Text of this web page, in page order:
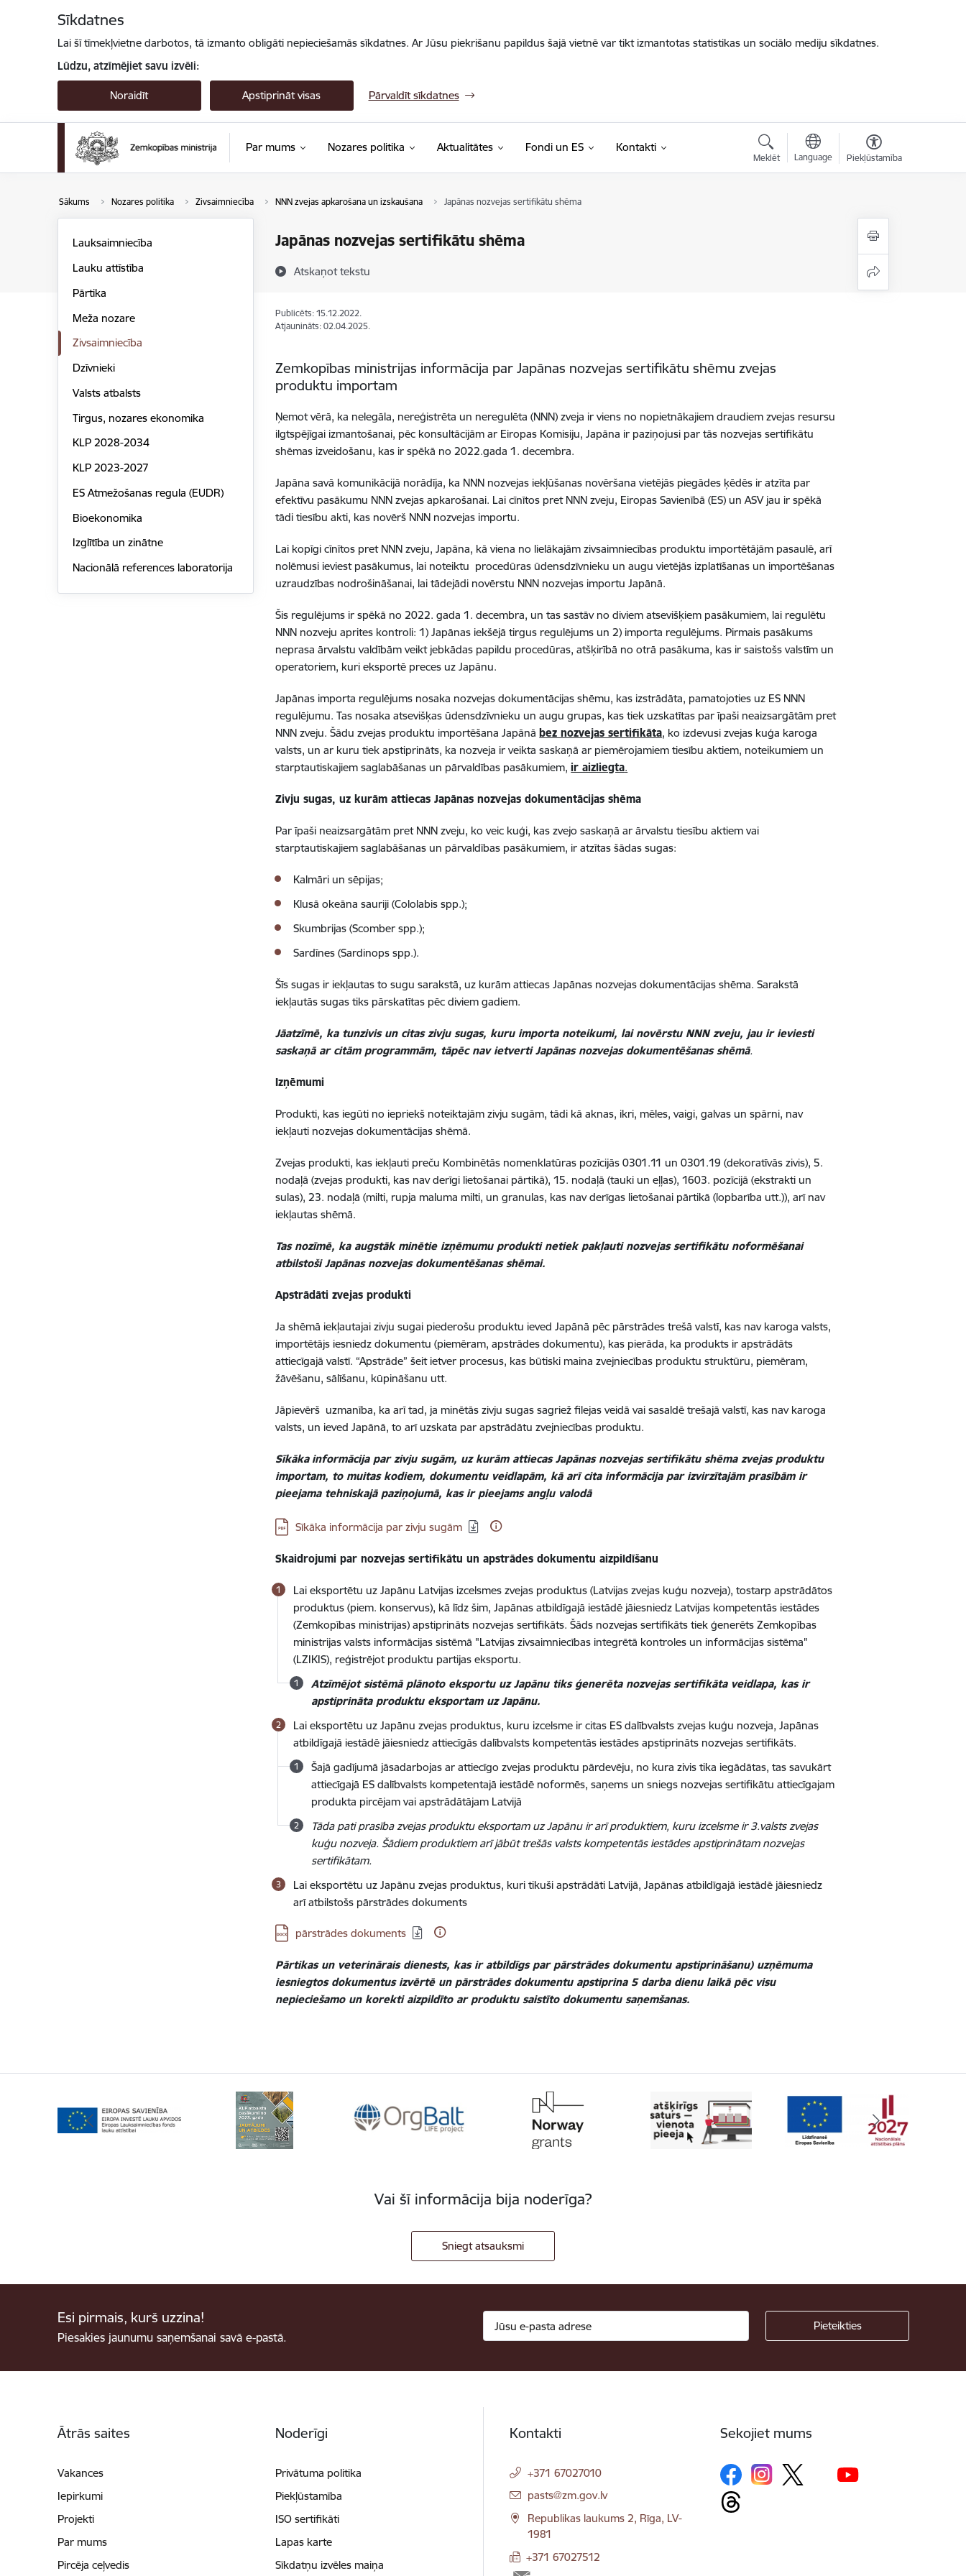
Sīkdatnes
Lai šī tīmekļvietne darbotos, tā izmanto obligāti nepieciešamās sīkdatnes. Ar Jūsu piekrišanu papildus šajā vietnē var tikt izmantotas statistikas un sociālo mediju sīkdatnes.
Lūdzu, atzīmējiet savu izvēli:
Noraidīt Apstiprināt visas Pārvaldīt sīkdatnes
Par mums Nozares politika Aktualitātes Fondi un ES Kontakti
Meklēt Language Piekļūstamība
Sākums Nozares politika Zivsaimniecība NNN zvejas apkarošana un izskaušana Japānas nozvejas sertifikātu shēma
Japānas nozvejas sertifikātu shēma
Atskaņot tekstu
Lauksaimniecība
Lauku attīstība
Pārtika
Meža nozare
Zivsaimniecība
Dzīvnieki
Valsts atbalsts
Tirgus, nozares ekonomika
KLP 2028-2034
KLP 2023-2027
ES Atmežošanas regula (EUDR)
Bioekonomika
Izglītība un zinātne
Nacionālā references laboratorija
Publicēts: 15.12.2022.
Atjaunināts: 02.04.2025.
Zemkopības ministrijas informācija par Japānas nozvejas sertifikātu shēmu zvejas
produktu importam
Ņemot vērā, ka nelegāla, nereģistrēta un neregulēta (NNN) zveja ir viens no nopietnākajiem draudiem zvejas resursu
ilgtspējīgai izmantošanai, pēc konsultācijām ar Eiropas Komisiju, Japāna ir paziņojusi par tās nozvejas sertifikātu
shēmas izveidošanu, kas ir spēkā no 2022.gada 1. decembra.
Japāna savā komunikācijā norādīja, ka NNN nozvejas iekļūšanas novēršana vietējās piegādes ķēdēs ir atzīta par
efektīvu pasākumu NNN zvejas apkarošanai. Lai cīnītos pret NNN zveju, Eiropas Savienībā (ES) un ASV jau ir spēkā
tādi tiesību akti, kas novērš NNN nozvejas importu.
Lai kopīgi cīnītos pret NNN zveju, Japāna, kā viena no lielākajām zivsaimniecības produktu importētājām pasaulē, arī
nolēmusi ieviest pasākumus, lai noteiktu procedūras ūdensdzīvnieku un augu vietējās izplatīšanas un importēšanas
uzraudzības nodrošināšanai, lai tādejādi novērstu NNN nozvejas importu Japānā.
Šis regulējums ir spēkā no 2022. gada 1. decembra, un tas sastāv no diviem atsevišķiem pasākumiem, lai regulētu
NNN nozveju aprites kontroli: 1) Japānas iekšējā tirgus regulējums un 2) importa regulējums. Pirmais pasākums
neprasa ārvalstu valdībām veikt jebkādas papildu procedūras, atšķirībā no otrā pasākuma, kas ir saistošs valstīm un
operatoriem, kuri eksportē preces uz Japānu.
Japānas importa regulējums nosaka nozvejas dokumentācijas shēmu, kas izstrādāta, pamatojoties uz ES NNN
regulējumu. Tas nosaka atsevišķas ūdensdzīvnieku un augu grupas, kas tiek uzskatītas par īpaši neaizsargātām pret
NNN zveju. Šādu zvejas produktu importēšana Japānābez nozvejas sertifikāta, ko izdevusi zvejas kuģa karoga
valsts, un ar kuru tiek apstiprināts, ka nozveja ir veikta saskaņā ar piemērojamiem tiesību aktiem, noteikumiem un
starptautiskajiem saglabāšanas un pārvaldības pasākumiem,ir aizliegta.
Zivju sugas, uz kurām attiecas Japānas nozvejas dokumentācijas shēma
Par īpaši neaizsargātām pret NNN zveju, ko veic kuģi, kas zvejo saskaņā ar ārvalstu tiesību aktiem vai
starptautiskajiem saglabāšanas un pārvaldības pasākumiem, ir atzītas šādas sugas:
Kalmāri un sēpijas;
Klusā okeāna sauriji (Cololabis spp.);
Skumbrijas (Scomber spp.);
Sardīnes (Sardinops spp.).
Šīs sugas ir iekļautas to sugu sarakstā, uz kurām attiecas Japānas nozvejas dokumentācijas shēma. Sarakstā
iekļautās sugas tiks pārskatītas pēc diviem gadiem.
Jāatzīmē, ka tunzivis un citas zivju sugas, kuru importa noteikumi, lai novērstu NNN zveju, jau ir ieviesti
saskaņā ar citām programmām, tāpēc nav ietverti Japānas nozvejas dokumentēšanas shēmā.
Izņēmumi
Produkti, kas iegūti no iepriekš noteiktajām zivju sugām, tādi kā aknas, ikri, mēles, vaigi, galvas un spārni, nav
iekļauti nozvejas dokumentācijas shēmā.
Zvejas produkti, kas iekļauti preču Kombinētās nomenklatūras pozīcijās 0301.11 un 0301.19 (dekoratīvās zivis), 5.
nodaļā (zvejas produkti, kas nav derīgi lietošanai pārtikā), 15. nodaļā (tauki un eļļas), 1603. pozīcijā (ekstrakti un
sulas), 23. nodaļā (milti, rupja maluma milti, un granulas, kas nav derīgas lietošanai pārtikā (lopbarība utt.)), arī nav
iekļautas shēmā.
Tas nozīmē, ka augstāk minētie izņēmumu produkti netiek pakļauti nozvejas sertifikātu noformēšanai
atbilstoši Japānas nozvejas dokumentēšanas shēmai.
Apstrādāti zvejas produkti
Ja shēmā iekļautajai zivju sugai piederošu produktu ieved Japānā pēc pārstrādes trešā valstī, kas nav karoga valsts,
importētājs iesniedz dokumentu (piemēram, apstrādes dokumentu), kas pierāda, ka produkts ir apstrādāts
attiecīgajā valstī. “Apstrāde” šeit ietver procesus, kas būtiski maina zvejniecības produktu struktūru, piemēram,
žāvēšanu, sālīšanu, kūpināšanu utt.
Jāpievērš uzmanība, ka arī tad, ja minētās zivju sugas sagriež filejas veidā vai sasaldē trešajā valstī, kas nav karoga
valsts, un ieved Japānā, to arī uzskata par apstrādātu zvejniecības produktu.
Sīkāka informācija par zivju sugām, uz kurām attiecas Japānas nozvejas sertifikātu shēma zvejas produktu
importam, to muitas kodiem, dokumentu veidlapām, kā arī cita informācija par izvirzītajām prasībām ir
pieejama tehniskajā paziņojumā, kas ir pieejams angļu valodā
Lejupielādēt:
Sīkāka informācija par zivju sugām
Skaidrojumi par nozvejas sertifikātu un apstrādes dokumentu aizpildīšanu
Lai eksportētu uz Japānu Latvijas izcelsmes zvejas produktus (Latvijas zvejas kuģu nozveja), tostarp apstrādātos
produktus (piem. konservus), kā līdz šim, Japānas atbildīgajā iestādē jāiesniedz Latvijas kompetentās iestādes
(Zemkopības ministrijas) apstiprināts nozvejas sertifikāts. Šāds nozvejas sertifikāts tiek ģenerēts Zemkopības
ministrijas valsts informācijas sistēmā "Latvijas zivsaimniecības integrētā kontroles un informācijas sistēma"
(LZIKIS), reģistrējot produktu partijas eksportu.
Atzīmējot sistēmā plānoto eksportu uz Japānu tiks ģenerēta nozvejas sertifikāta veidlapa, kas ir
apstiprināta produktu eksportam uz Japānu.
Lai eksportētu uz Japānu zvejas produktus, kuru izcelsme ir citas ES dalībvalsts zvejas kuģu nozveja, Japānas
atbildīgajā iestādē jāiesniedz attiecīgās dalībvalsts kompetentās iestādes apstiprināts nozvejas sertifikāts.
Šajā gadījumā jāsadarbojas ar attiecīgo zvejas produktu pārdevēju, no kura zivis tika iegādātas, tas savukārt
attiecīgajā ES dalībvalsts kompetentajā iestādē noformēs, saņems un sniegs nozvejas sertifikātu attiecīgajam
produkta pircējam vai apstrādātājam Latvijā
Tāda pati prasība zvejas produktu eksportam uz Japānu ir arī produktiem, kuru izcelsme ir 3.valsts zvejas
kuģu nozveja. Šādiem produktiem arī jābūt trešās valsts kompetentās iestādes apstiprinātam nozvejas
sertifikātam.
Lai eksportētu uz Japānu zvejas produktus, kuri tikuši apstrādāti Latvijā, Japānas atbildīgajā iestādē jāiesniedz
arī atbilstošs pārstrādes dokuments
Lejupielādēt:
pārstrādes dokuments
Pārtikas un veterinārais dienests, kas ir atbildīgs par pārstrādes dokumentu apstiprināšanu) uzņēmuma
iesniegtos dokumentus izvērtē un pārstrādes dokumentu apstiprina 5 darba dienu laikā pēc visu
nepieciešamo un korekti aizpildīto ar produktu saistīto dokumentu saņemšanas.
Vai šī informācija bija noderīga?
Sniegt atsauksmi
Esi pirmais, kurš uzzina!
Piesakies jaunumu saņemšanai savā e-pastā.
Ātrās saites
Vakances
Iepirkumi
Projekti
Par mums
Pircēja ceļvedis
Noderīgi
Privātuma politika
Piekļūstamība
ISO sertifikāti
Lapas karte
Sīkdatņu izvēles maiņa
Kontakti
+371 67027010
E-pasts:
pasts@zm.gov.lv
Republikas laukums 2, Rīga, LV-
1981
+371 67027512
Sekojiet mums